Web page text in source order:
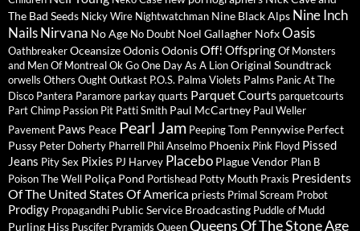
The Bad Seeds Nicky Wire Nightwatchman Nine Black Alps Nine Inch
Nails Nirvana No Age No Doubt Noel Gallagher NofxOasis
OathbreakerOceansizeOdonis OdonisOff! OffspringOf Monsters
and MenOf MontrealOk GoOne Day As A LionOriginal Soundtrack
orwells Others OughtOutkast P.O.S. Palma Violets Palms Panic At The
Disco Pantera Paramore parkay quarts Parquet Courts parquetcourts
Part Chimp Passion Pit Patti Smith Paul McCartney Paul Weller
Pavement Paws Peace Pearl Jam Peeping Tom Pennywise Perfect
Pussy Peter Doherty Pharrell Phil Anselmo Phoenix Pink Floyd Pissed
Jeans Pity Sex Pixies PJ Harvey Placebo Plague Vendor Plan B
Poison The Well Poliça Pond Portishead Potty Mouth Praxis Presidents
Of The United States Of America priests Primal Scream Probot
Prodigy Propagandhi Public Service Broadcasting Puddle of Mudd
Purling Hiss Puscifer Pyramids QueenQueens Of The Stone Age